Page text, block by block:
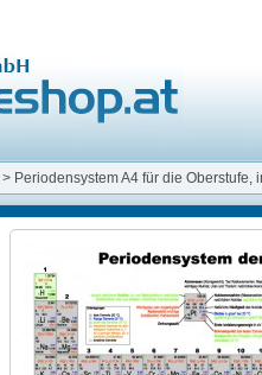
> Periodensystem A4 für die Oberstufe,